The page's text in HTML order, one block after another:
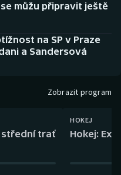
můžu připravit ještě
na SP v Praze
a Sandersová
Zobrazit program
střední trať
HOKEJ
Hokej: